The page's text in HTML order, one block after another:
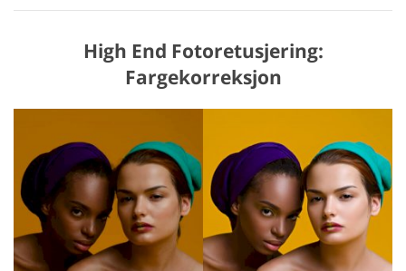
High End Fotoretusjering:
Fargekorreksjon